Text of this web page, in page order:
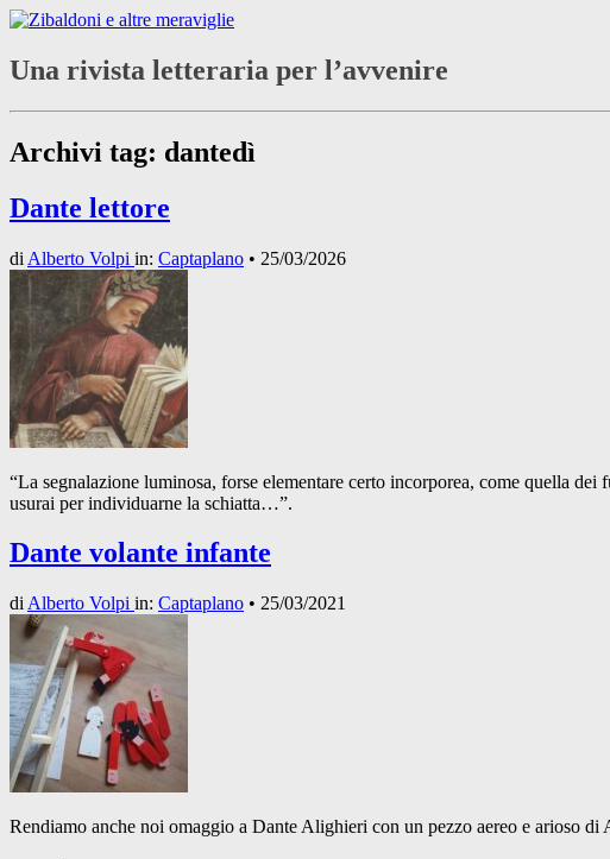
Una rivista letteraria per l’avvenire
Archivi tag: dantedì
Dante lettore
di Alberto Volpi in: Captaplano • 25/03/2026
“La segnalazione luminosa, forse elementare certo incorporea, come quella
usurai per individuarne la schiatta…”.
Dante volante infante
di Alberto Volpi in: Captaplano • 25/03/2021
Rendiamo anche noi omaggio a Dante Alighieri con un pezzo aereo e arioso di